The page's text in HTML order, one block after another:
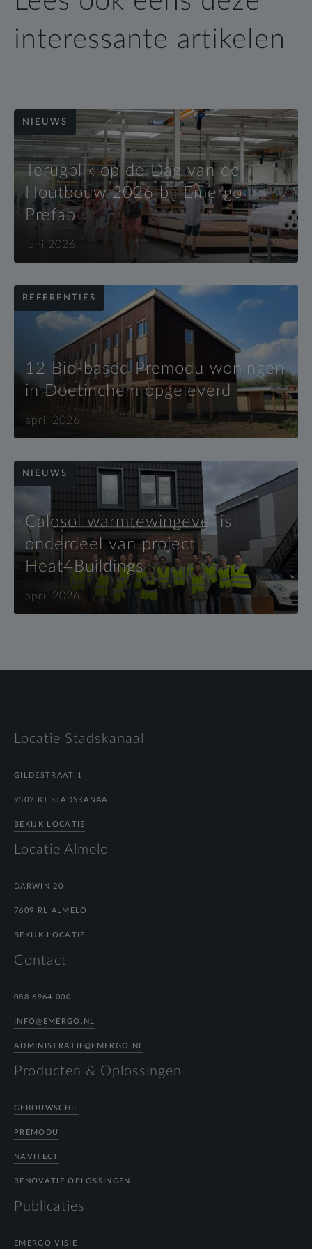
interessante artikelen
NIEUWS
Terugblik op de Dag van de
Houtbouw 2026 bij Emergo
Prefab
juni 2026
REFERENTIES
12 Bio-based Premodu woningen
in Doetinchem opgeleverd
april 2026
NIEUWS
Calosol warmtewingevel is
onderdeel van project
Heat4Buildings
april 2026
Locatie Stadskanaal
GILDESTRAAT 1
9502 KJ STADSKANAAL
BEKIJK LOCATIE
Locatie Almelo
DARWIN 20
7609 RL ALMELO
BEKIJK LOCATIE
Contact
088 6964 000
INFO@EMERGO.NL
ADMINISTRATIE@EMERGO.NL
Producten & Oplossingen
GEBOUWSCHIL
PREMODU
NAVITECT
RENOVATIE OPLOSSINGEN
Publicaties
EMERGO VISIE